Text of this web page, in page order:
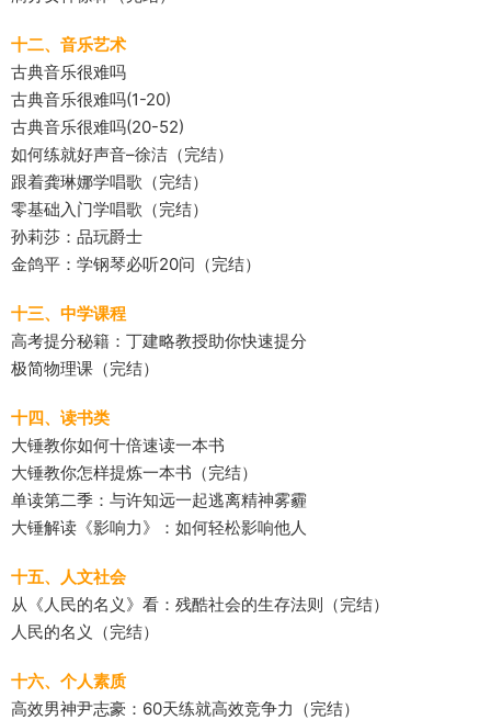
十二、音乐艺术
古典音乐很难吗
古典音乐很难吗(1-20)
古典音乐很难吗(20-52)
如何练就好声音–徐洁（完结）
跟着龚琳娜学唱歌（完结）
零基础入门学唱歌（完结）
孙莉莎：品玩爵士
金鸽平：学钢琴必听20问（完结）
十三、中学课程
高考提分秘籍：丁建略教授助你快速提分
极简物理课（完结）
十四、读书类
大锤教你如何十倍速读一本书
大锤教你怎样提炼一本书（完结）
单读第二季：与许知远一起逃离精神雾霾
大锤解读《影响力》：如何轻松影响他人
十五、人文社会
从《人民的名义》看：残酷社会的生存法则（完结）
人民的名义（完结）
十六、个人素质
高效男神尹志豪：60天练就高效竞争力（完结）